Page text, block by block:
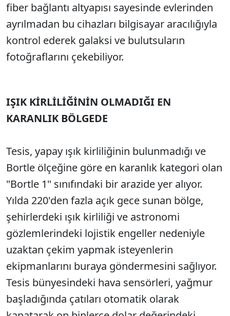
fiber bağlantı altyapısı sayesinde evlerinden
ayrılmadan bu cihazları bilgisayar aracılığıyla
kontrol ederek galaksi ve bulutsuların
fotoğraflarını çekebiliyor.
IŞIK KİRLİLİĞİNİN OLMADIĞI EN
KARANLIK BÖLGEDE
Tesis, yapay ışık kirliliğinin bulunmadığı ve
Bortle ölçeğine göre en karanlık kategori olan
"Bortle 1" sınıfındaki bir arazide yer alıyor.
Yılda 220'den fazla açık gece sunan bölge,
şehirlerdeki ışık kirliliği ve astronomi
gözlemlerindeki lojistik engeller nedeniyle
uzaktan çekim yapmak isteyenlerin
ekipmanlarını buraya göndermesini sağlıyor.
Tesis bünyesindeki hava sensörleri, yağmur
başladığında çatıları otomatik olarak